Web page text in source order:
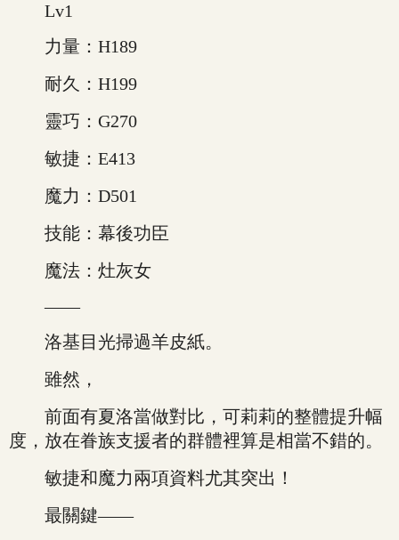
Lv1
力量：H189
耐久：H199
靈巧：G270
敏捷：E413
魔力：D501
技能：幕後功臣
魔法：灶灰女
——
洛基目光掃過羊皮紙。
雖然，
前面有夏洛當做對比，可莉莉的整體提升幅
度，放在眷族支援者的群體裡算是相當不錯的。
敏捷和魔力兩項資料尤其突出！
最關鍵——